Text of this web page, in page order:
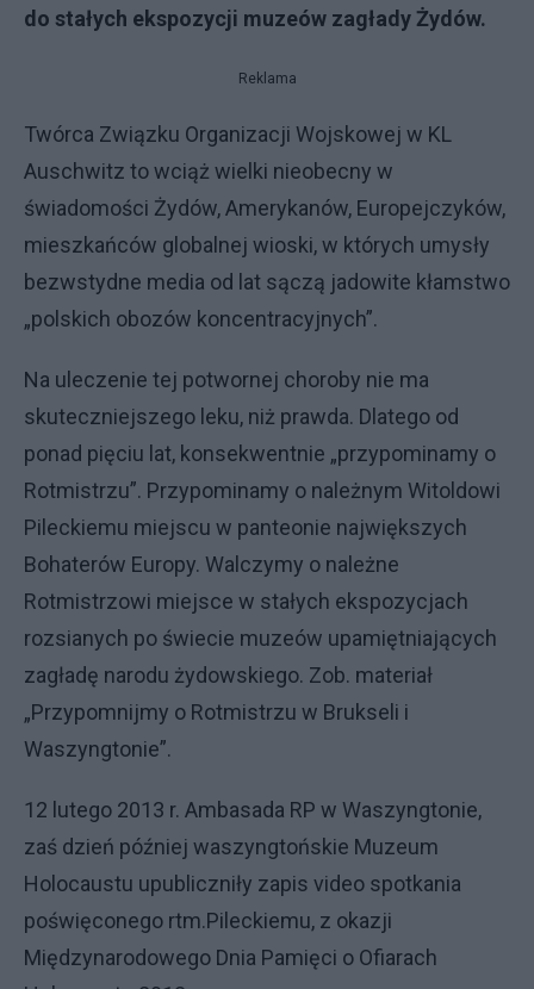
do stałych ekspozycji muzeów zagłady Żydów.
Reklama
Twórca Związku Organizacji Wojskowej w KL
Auschwitz to wciąż wielki nieobecny w
świadomości Żydów, Amerykanów, Europejczyków,
mieszkańców globalnej wioski, w których umysły
bezwstydne media od lat sączą jadowite kłamstwo
„polskich obozów koncentracyjnych”.
Na uleczenie tej potwornej choroby nie ma
skuteczniejszego leku, niż prawda. Dlatego od
ponad pięciu lat, konsekwentnie „przypominamy o
Rotmistrzu”. Przypominamy o należnym Witoldowi
Pileckiemu miejscu w panteonie największych
Bohaterów Europy. Walczymy o należne
Rotmistrzowi miejsce w stałych ekspozycjach
rozsianych po świecie muzeów upamiętniających
zagładę narodu żydowskiego. Zob. materiał
„Przypomnijmy o Rotmistrzu w Brukseli i
Waszyngtonie”.
12 lutego 2013 r. Ambasada RP w Waszyngtonie,
zaś dzień później waszyngtońskie Muzeum
Holocaustu upubliczniły zapis video spotkania
poświęconego rtm.Pileckiemu, z okazji
Międzynarodowego Dnia Pamięci o Ofiarach